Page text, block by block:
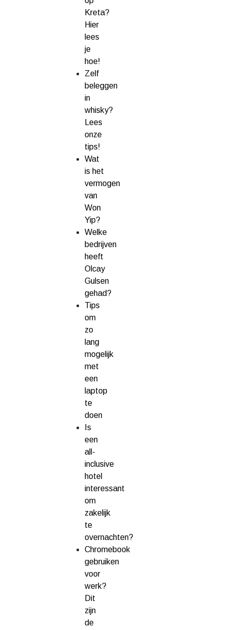
Kreta?
Hier
lees
je
hoe!
Zelf
beleggen
in
whisky?
Lees
onze
tips!
Wat
is het
vermogen
van
Won
Yip?
Welke
bedrijven
heeft
Olcay
Gulsen
gehad?
Tips
om
zo
lang
mogelijk
met
een
laptop
te
doen
Is
een
all-
inclusive
hotel
interessant
om
zakelijk
te
overnachten?
Chromebook
gebruiken
voor
werk?
Dit
zijn
de